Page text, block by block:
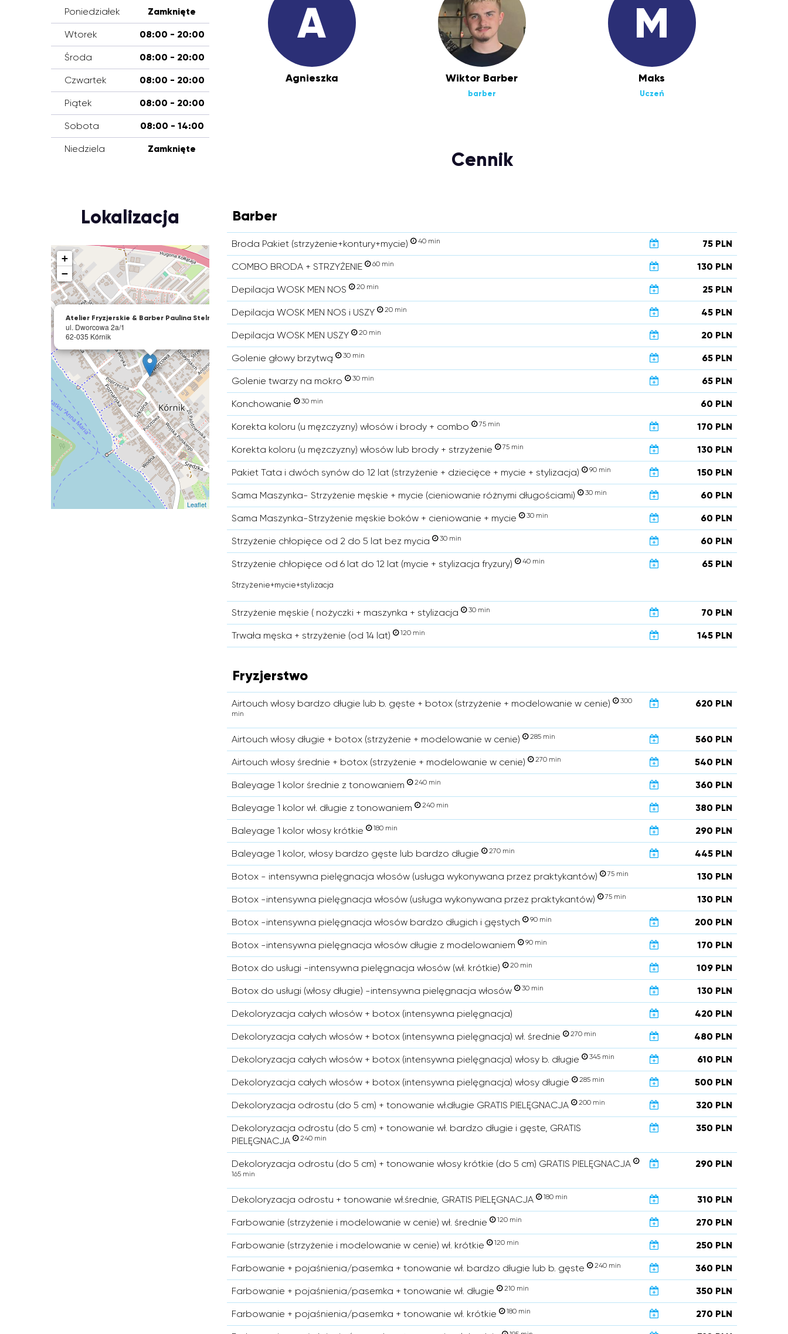
Poniedziałek Zamknięte
Wtorek 08:00 - 20:00
Środa 08:00 - 20:00
Czwartek 08:00 - 20:00
Piątek 08:00 - 20:00
Sobota 08:00 - 14:00
Niedziela Zamknięte
Lokalizacja
Atelier Fryzjerskie & Barber Paulina Stelmaszyk
ul. Dworcowa 2a/1
62-035 Kórnik
×
+
−
Leaflet
A
Agnieszka Wiktor Barber
barber
M
Maks
Uczeń
Cennik
Barber
Broda Pakiet (strzyżenie+kontury+mycie) 40 min 75 PLN
COMBO BRODA + STRZYŻENIE 60 min 130 PLN
Depilacja WOSK MEN NOS 20 min 25 PLN
Depilacja WOSK MEN NOS i USZY 20 min 45 PLN
Depilacja WOSK MEN USZY 20 min 20 PLN
Golenie głowy brzytwą 30 min 65 PLN
Golenie twarzy na mokro 30 min 65 PLN
Konchowanie 30 min 60 PLN
Korekta koloru (u męzczyzny) włosów i brody + combo 75 min 170 PLN
Korekta koloru (u męzczyzny) włosów lub brody + strzyżenie 75 min 130 PLN
Pakiet Tata i dwóch synów do 12 lat (strzyżenie + dziecięce + mycie + stylizacja) 90 min 150 PLN
Sama Maszynka- Strzyżenie męskie + mycie (cieniowanie różnymi długościami) 30 min 60 PLN
Sama Maszynka-Strzyżenie męskie boków + cieniowanie + mycie 30 min 60 PLN
Strzyżenie chłopięce od 2 do 5 lat bez mycia 30 min 60 PLN
Strzyżenie chłopięce od 6 lat do 12 lat (mycie + stylizacja fryzury) 40 min 65 PLN
Strzyżenie+mycie+stylizacja
Strzyżenie męskie ( nożyczki + maszynka + stylizacja 30 min 70 PLN
Trwała męska + strzyżenie (od 14 lat) 120 min 145 PLN
Fryzjerstwo
Airtouch włosy bardzo długie lub b. gęste + botox (strzyżenie + modelowanie w cenie)
300
min
620 PLN
Airtouch włosy długie + botox (strzyżenie + modelowanie w cenie) 285 min 560 PLN
Airtouch włosy średnie + botox (strzyżenie + modelowanie w cenie) 270 min 540 PLN
Baleyage 1 kolor średnie z tonowaniem 240 min 360 PLN
Baleyage 1 kolor wł. długie z tonowaniem 240 min 380 PLN
Baleyage 1 kolor włosy krótkie 180 min 290 PLN
Baleyage 1 kolor, włosy bardzo gęste lub bardzo długie 270 min 445 PLN
Botox - intensywna pielęgnacja włosów (usługa wykonywana przez praktykantów) 75 min 130 PLN
Botox -intensywna pielęgnacja włosów (usługa wykonywana przez praktykantów) 75 min 130 PLN
Botox -intensywna pielęgnacja włosów bardzo długich i gęstych 90 min 200 PLN
Botox -intensywna pielęgnacja włosów długie z modelowaniem 90 min 170 PLN
Botox do usługi -intensywna pielęgnacja włosów (wł. krótkie) 20 min 109 PLN
Botox do usługi (włosy długie) -intensywna pielęgnacja włosów 30 min 130 PLN
Dekoloryzacja całych włosów + botox (intensywna pielęgnacja) 420 PLN
Dekoloryzacja całych włosów + botox (intensywna pielęgnacja) wł. średnie 270 min 480 PLN
Dekoloryzacja całych włosów + botox (intensywna pielęgnacja) włosy b. długie 345 min 610 PLN
Dekoloryzacja całych włosów + botox (intensywna pielęgnacja) włosy długie 285 min 500 PLN
Dekoloryzacja odrostu (do 5 cm) + tonowanie wł.długie GRATIS PIELĘGNACJA 200 min 320 PLN
Dekoloryzacja odrostu (do 5 cm) + tonowanie wł. bardzo długie i gęste, GRATIS
PIELĘGNACJA
240 min
350 PLN
Dekoloryzacja odrostu (do 5 cm) + tonowanie włosy krótkie (do 5 cm) GRATIS PIELĘGNACJA
165 min
290 PLN
Dekoloryzacja odrostu + tonowanie wł.średnie, GRATIS PIELĘGNACJA 180 min 310 PLN
Farbowanie (strzyżenie i modelowanie w cenie) wł. średnie 120 min 270 PLN
Farbowanie (strzyżenie i modelowanie w cenie) wł. krótkie 120 min 250 PLN
Farbowanie + pojaśnienia/pasemka + tonowanie wł. bardzo długie lub b. gęste 240 min 360 PLN
Farbowanie + pojaśnienia/pasemka + tonowanie wł. długie 210 min 350 PLN
Farbowanie + pojaśnienia/pasemka + tonowanie wł. krótkie 180 min 270 PLN